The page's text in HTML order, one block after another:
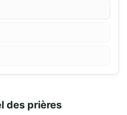
des prières